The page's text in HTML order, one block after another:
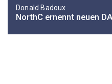
Donald Badoux
NorthC ernennt neuen